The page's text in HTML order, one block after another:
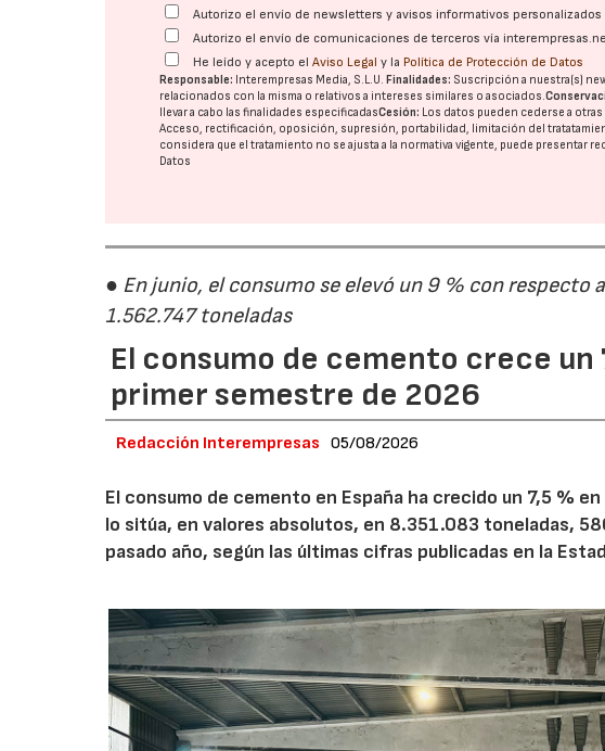
Autorizo el envío de newsletters y avisos informativos
Autorizo el envío de comunicaciones de terceros vía
He leído y acepto elAviso Legal y la Política de Protección de Datos
Responsable: Interempresas Media, S.L.U.Finalidades: Suscripción a nuestra(s)
relacionados con la misma o relativos a intereses similares o asociados.
llevar a cabo las finalidades especificadasCesión: Los datos pueden cederse a otras
Acceso, rectificación, oposición, supresión, portabilidad, limitación del
considera que el tratamiento no se ajusta a la normativa vigente, puede presentar
Datos
● En junio, el consumo se elevó un 9 % con respecto
1.562.747 toneladas
El consumo de cemento crece un
primer semestre de 2026
Redacción Interempresas 05/08/2026
El consumo de cemento en España ha crecido un 7,5 %
lo sitúa, en valores absolutos, en 8.351.083 toneladas,
pasado año, según las últimas cifras publicadas en la